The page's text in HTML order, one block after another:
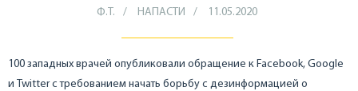
Ф.Т. НАПАСТИ 11.05.2020
100 западных врачей опубликовали обращение к Facebook, Google
и Twitter с требованием начать борьбу с дезинформацией о